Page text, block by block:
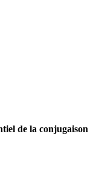
de la conjugaison